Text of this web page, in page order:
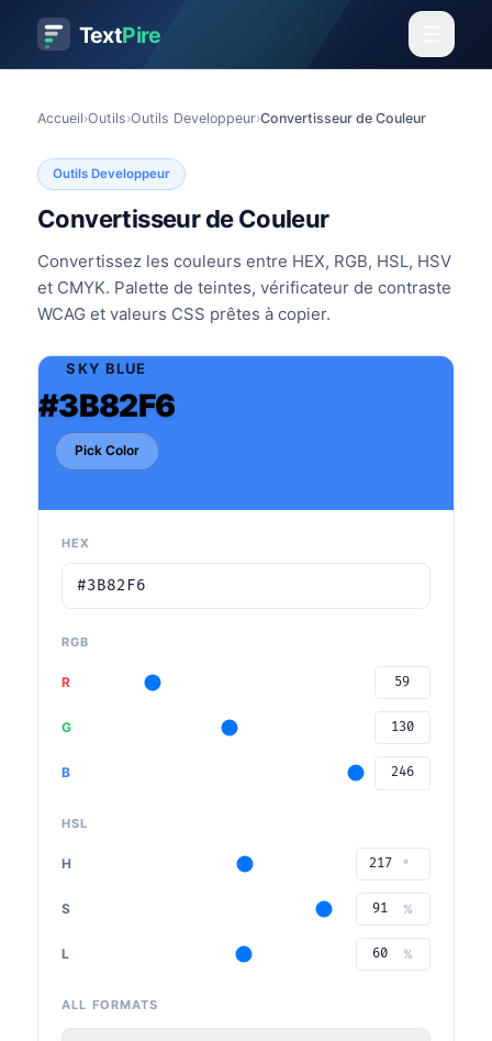
TextPire
Accueil›Outils›Outils Developpeur›Convertisseur de Couleur
Outils Developpeur
Convertisseur de Couleur
Convertissez les couleurs entre HEX, RGB, HSL, HSV
et CMYK. Palette de teintes, vérificateur de contraste
WCAG et valeurs CSS prêtes à copier.
SKY BLUE
#3B82F6
Pick Color
HEX
RGB
R
G
B
HSL
H °
S %
L %
ALL FORMATS